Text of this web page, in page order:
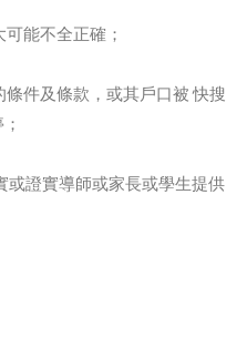
能不全正確；
件及條款，或其戶口被 快搜
或證實導師或家長或學生提供